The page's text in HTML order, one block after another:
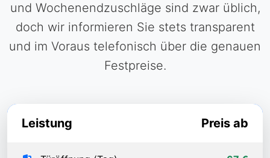
und Wochenendzuschläge sind zwar üblich,
doch wir informieren Sie stets transparent
und im Voraus telefonisch über die genauen
Festpreise.
Leistung Preis ab